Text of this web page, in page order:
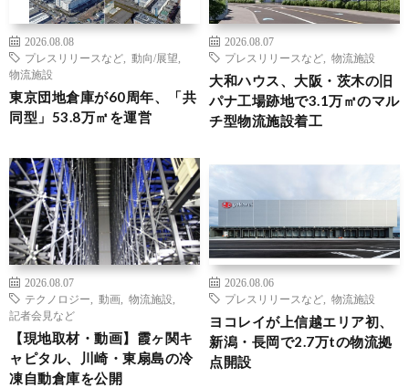
2026.08.08
プレスリリースなど
動向/展望
物流施設
東京団地倉庫が60周年、「共
同型」53.8万㎡を運営
2026.08.07
プレスリリースなど
物流施設
大和ハウス、大阪・茨木の旧
パナ工場跡地で3.1万㎡のマル
チ型物流施設着工
2026.08.07
テクノロジー
動画 物流施設
記者会見など
【現地取材・動画】霞ヶ関キ
ャピタル、川崎・東扇島の冷
凍自動倉庫を公開
2026.08.06
プレスリリースなど
物流施設
ヨコレイが上信越エリア初、
新潟・長岡で2.7万tの物流拠
点開設